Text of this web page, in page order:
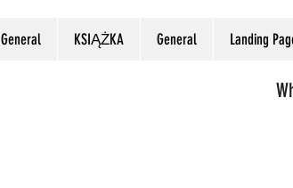
General KSIĄŻKA General Landing